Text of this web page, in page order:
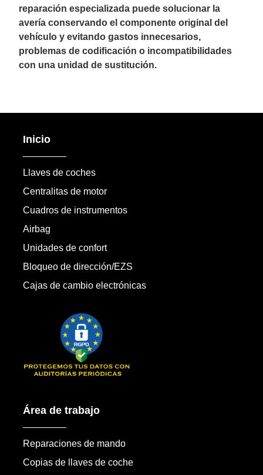
reparación especializada puede solucionar la
avería conservando el componente original del
vehículo y evitando gastos innecesarios,
problemas de codificación o incompatibilidades
con una unidad de sustitución.
Inicio
Llaves de coches
Centralitas de motor
Cuadros de instrumentos
Airbag
Unidades de confort
Bloqueo de dirección/EZS
Cajas de cambio electrónicas
Área de trabajo
Reparaciones de mando
Copias de llaves de coche